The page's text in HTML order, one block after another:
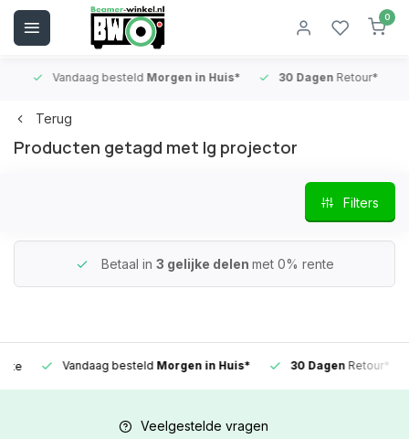
0
Vandaag besteldMorgen in Huis* 30 DagenRetour*
Terug
Producten getagd met lg projector
Filters
Betaal in 3 gelijke delen met 0% rente
Vandaag besteldMorgen in Huis* 30 DagenRetour*
Veelgestelde vragen